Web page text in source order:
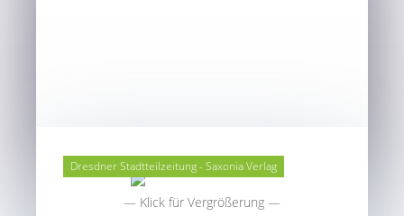
Dresdner Stadtteilzeitung - Saxonia Verlag
— Klick für Vergrößerung —